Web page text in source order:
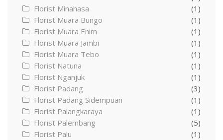
Florist Minahasa
(1)
Florist Muara Bungo
(1)
Florist Muara Enim
(1)
Florist Muara Jambi
(1)
Florist Muara Tebo
(1)
Florist Natuna
(1)
Florist Nganjuk
(1)
Florist Padang
(3)
Florist Padang Sidempuan
(1)
Florist Palangkaraya
(1)
Florist Palembang
(5)
Florist Palu
(1)